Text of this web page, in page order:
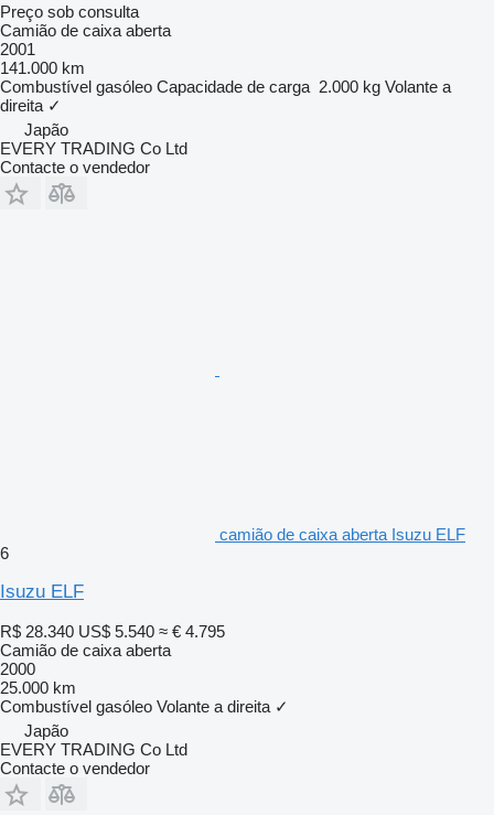
Preço sob consulta
Camião de caixa aberta
2001
141.000 km
Combustível gasóleo Capacidade de carga 2.000 kg Volante a
direita ✓
Japão
EVERY TRADING Co Ltd
Contacte o vendedor
camião de caixa aberta Isuzu ELF
6
Isuzu ELF
R$ 28.340 US$ 5.540 ≈ € 4.795
Camião de caixa aberta
2000
25.000 km
Combustível gasóleo Volante a direita ✓
Japão
EVERY TRADING Co Ltd
Contacte o vendedor